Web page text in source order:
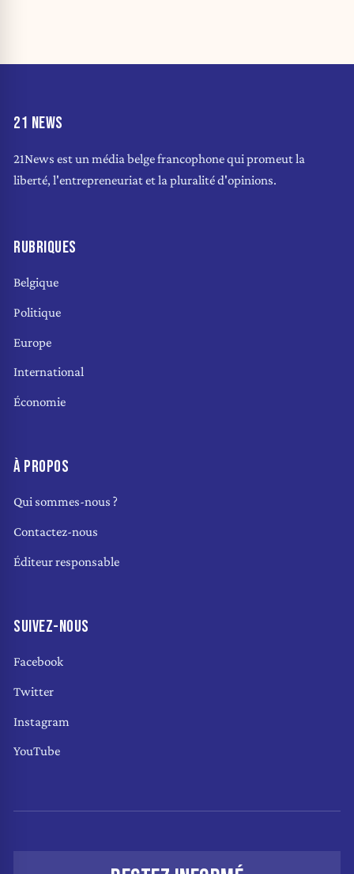
21 NEWS
21News est un média belge francophone qui promeut la
liberté, l'entrepreneuriat et la pluralité d'opinions.
RUBRIQUES
Belgique
Politique
Europe
International
Économie
À PROPOS
Qui sommes-nous ?
Contactez-nous
Éditeur responsable
SUIVEZ-NOUS
Facebook
Twitter
Instagram
YouTube